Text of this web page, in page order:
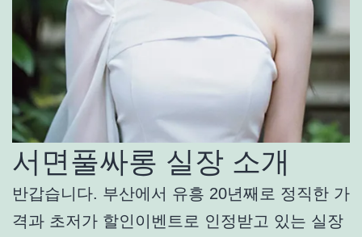
서면풀싸롱 실장 소개
반갑습니다. 부산에서 유흥 20년째로 정직한 가
격과 초저가 할인이벤트로 인정받고 있는 실장